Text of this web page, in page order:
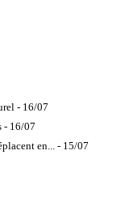
- 16/07
- 16/07
en... - 15/07